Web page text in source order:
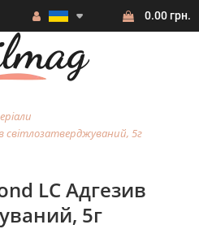
0.00 грн.
світлозатверджуваний, 5г
LC Адгезив
5г